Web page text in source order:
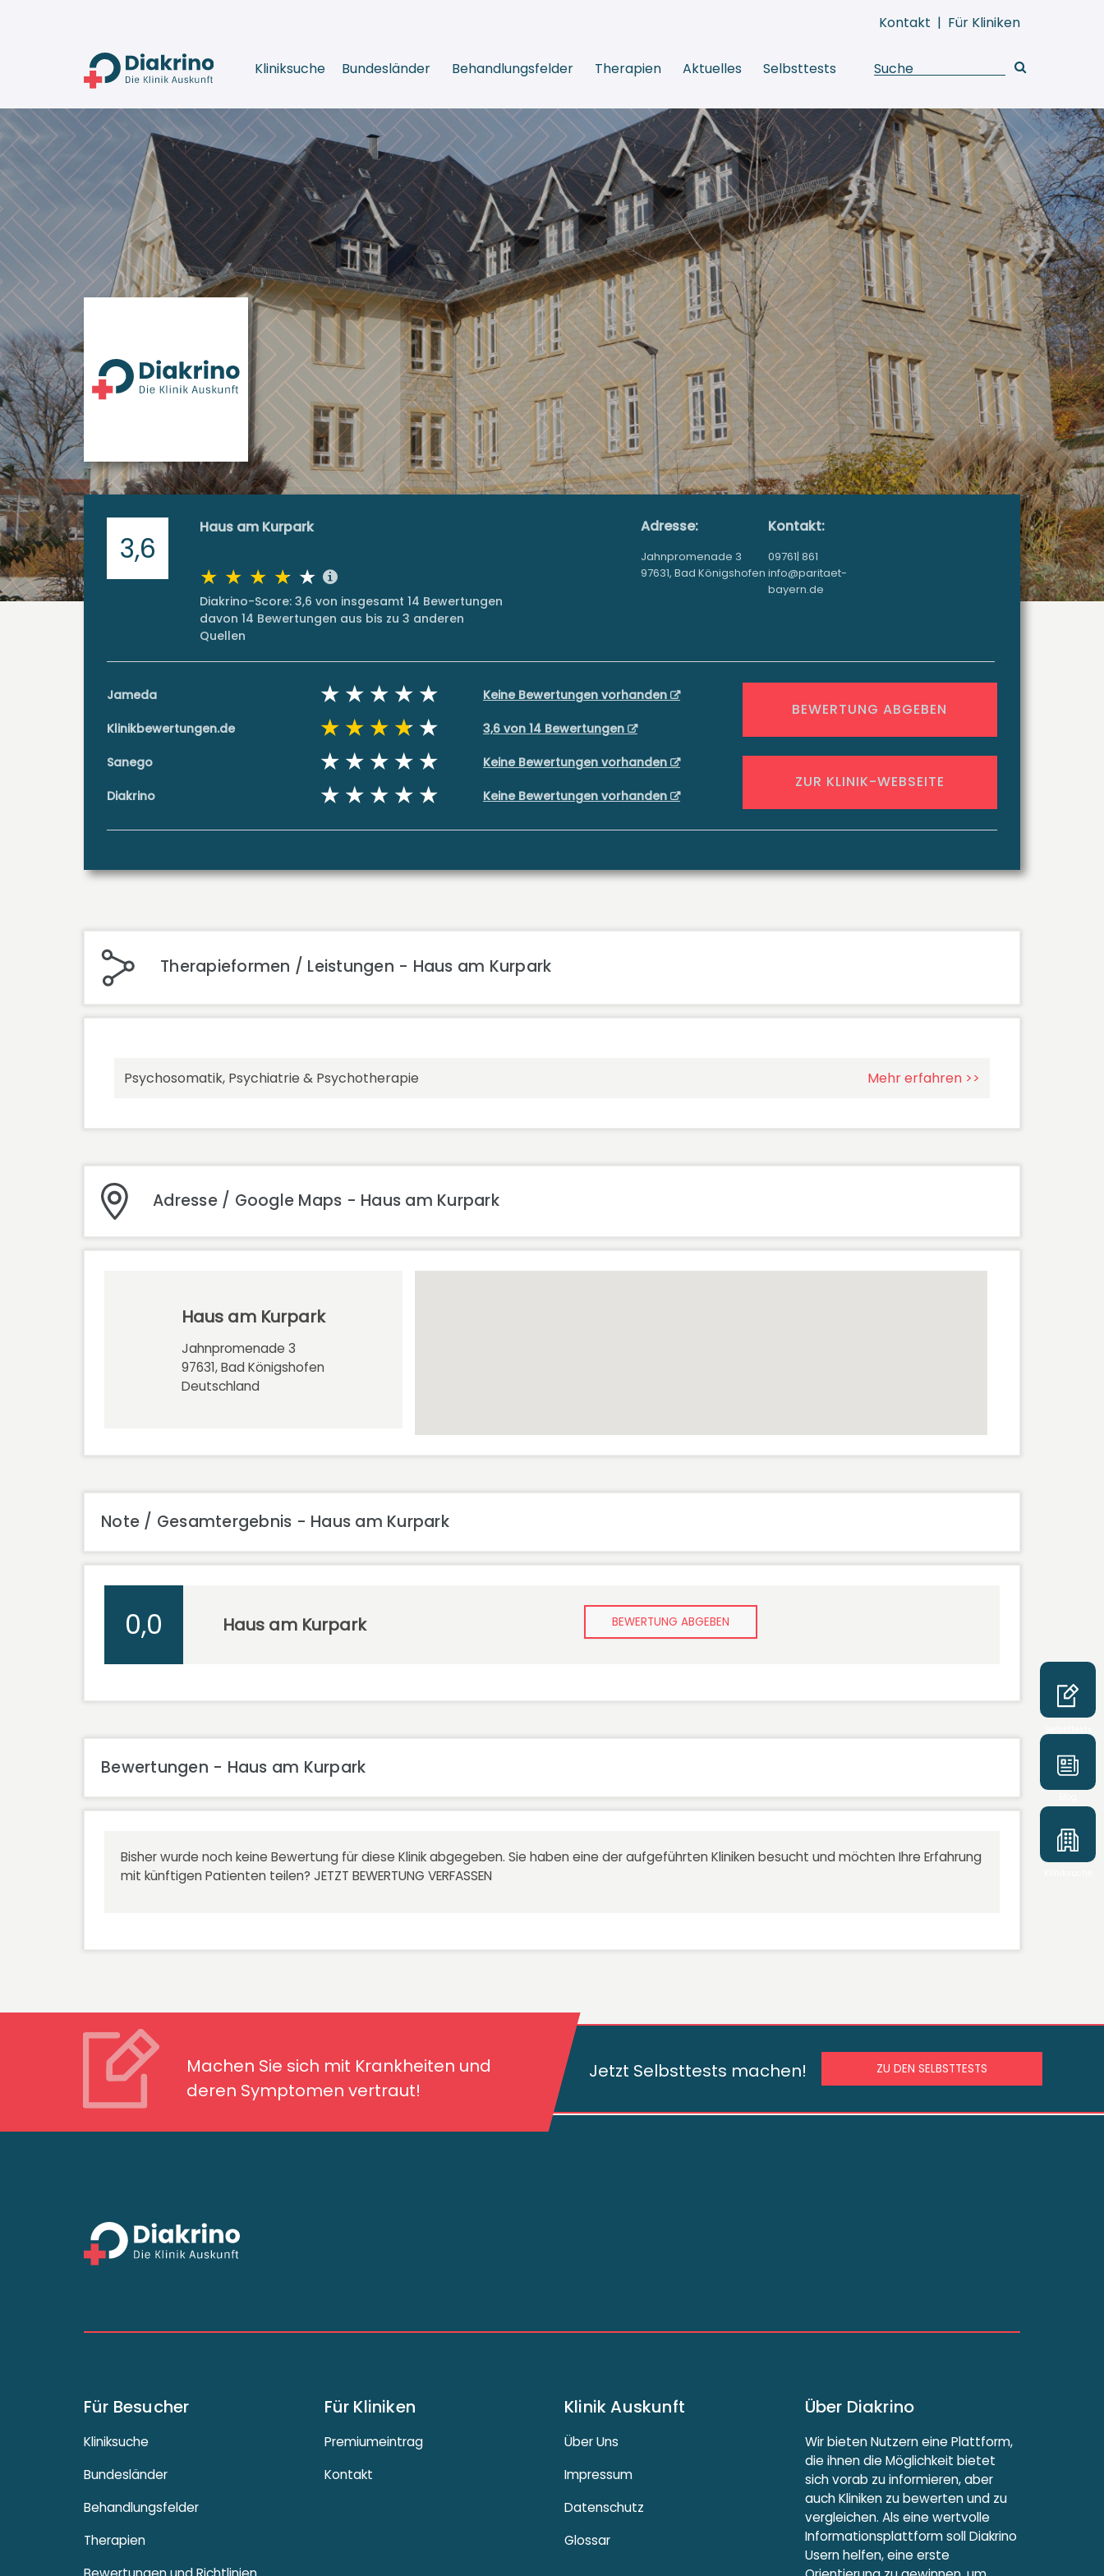
Kontakt | Für Kliniken
Kliniksuche Bundesländer Behandlungsfelder Therapien Aktuelles Selbsttests
3,6
Haus am Kurpark
Diakrino-Score: 3,6 von insgesamt 14 Bewertungen
davon 14 Bewertungen aus bis zu 3 anderen
Quellen
Adresse:
Jahnpromenade 3
97631, Bad Königshofen
Kontakt:
09761| 861
info@paritaet-
bayern.de
Jameda Keine Bewertungen vorhanden
Klinikbewertungen.de 3,6 von 14 Bewertungen
Sanego Keine Bewertungen vorhanden
Diakrino Keine Bewertungen vorhanden
BEWERTUNG ABGEBEN
ZUR KLINIK-WEBSEITE
Therapieformen / Leistungen - Haus am Kurpark
Psychosomatik, Psychiatrie & Psychotherapie Mehr erfahren >>
Adresse / Google Maps - Haus am Kurpark
Haus am Kurpark
Jahnpromenade 3
97631, Bad Königshofen
Deutschland
Note / Gesamtergebnis - Haus am Kurpark
0,0 Haus am Kurpark BEWERTUNG ABGEBEN
Bewertungen - Haus am Kurpark
Bisher wurde noch keine Bewertung für diese Klinik abgegeben. Sie haben eine der aufgeführten Kliniken besucht und möchten Ihre Erfahrung
mit künftigen Patienten teilen? JETZT BEWERTUNG VERFASSEN
Machen Sie sich mit Krankheiten und
deren Symptomen vertraut!
Machen Sie sich mit Krankheiten und deren
Symptomen vertraut!
Jetzt Selbsttests machen! ZU DEN SELBSTTESTS
Für Besucher
Kliniksuche
Bundesländer
Behandlungsfelder
Therapien
Für Kliniken
Premiumeintrag
Kontakt
Klinik Auskunft
Über Uns
Impressum
Datenschutz
Glossar
Über Diakrino
Wir bieten Nutzern eine Plattform,
die ihnen die Möglichkeit bietet
sich vorab zu informieren, aber
auch Kliniken zu bewerten und zu
vergleichen. Als eine wertvolle
Informationsplattform soll Diakrino
Usern helfen, eine erste